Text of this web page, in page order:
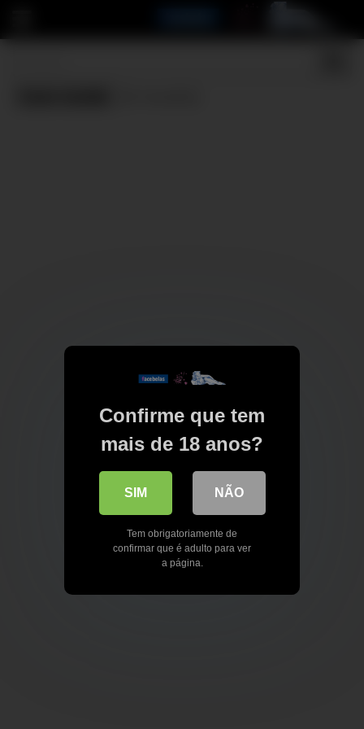
Confirme que tem
mais de 18 anos?
SIM NÃO
Tem obrigatoriamente de
confirmar que é adulto para ver
a página.